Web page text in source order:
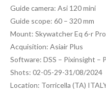
Guide camera: Asi 120 mini
Guide scope: 60 – 320 mm
Mount: Skywatcher Eq 6-r Pro
Acquisition: Asiair Plus
Software: DSS – Pixinsight –
Shots: 02-05-29-31/08/2024
Location: Torricella (TA)